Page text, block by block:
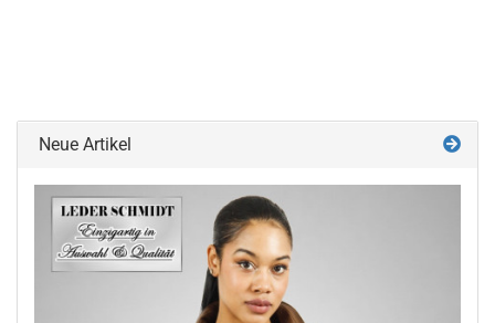
Neue Artikel